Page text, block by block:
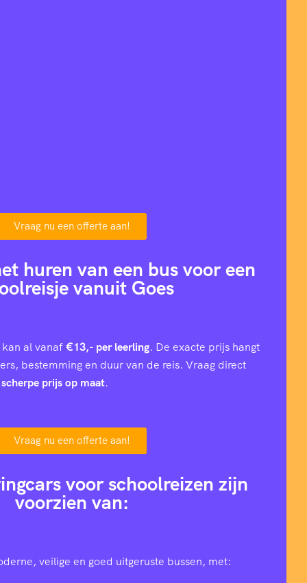
Vraag nu een offerte aan!
huren van een bus voor een
vanuit Goes
kan al vanaf€13,- per leerling. De exacte prijs hangt
bestemming en duur van de reis. Vraag direct
scherpe prijs op maat.
Vraag nu een offerte aan!
voor schoolreizen zijn
voorzien van:
veilige en goed uitgeruste bussen, met: